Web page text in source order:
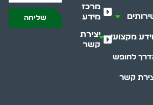
מקצועי
לחופש
קשר
מרכז
מידע
יצירת
קשר
שליחה